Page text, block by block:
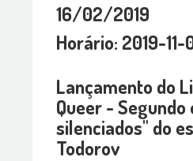
16/02/2019
Horário: 2019-
Lançamento do
Queer - Segundo
silenciados" do
Todorov